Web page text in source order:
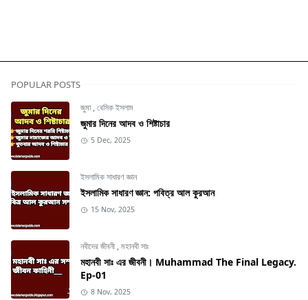
POPULAR POSTS
জুমা,বেসিক ইসলাম
জুমার দিনের আদব ও শিষ্টাচার
5 Dec, 2025
ইসলামিক সাধারণ জ্ঞান
ইসলামিক সাধারণ জ্ঞান: পবিত্র আল কুরআন
15 Nov, 2025
নবীদের জীবনী,মহানবী সাঃ
মহানবী সাঃ এর জীবনী। Muhammad The Final Legacy.
Ep-01
8 Nov, 2025